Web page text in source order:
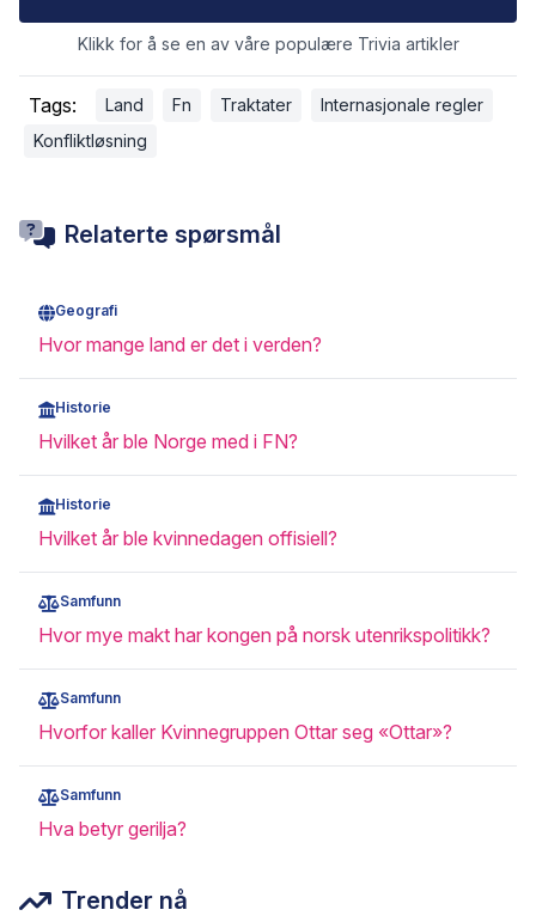
Klikk for å se en av våre populære Trivia artikler
Tags: Land Fn Traktater
Internasjonale regler
Konfliktløsning
Relaterte spørsmål
Geografi
Hvor mange land er det i verden?
Historie
Hvilket år ble Norge med i FN?
Historie
Hvilket år ble kvinnedagen offisiell?
Samfunn
Hvor mye makt har kongen på norsk utenrikspolitikk?
Samfunn
Hvorfor kaller Kvinnegruppen Ottar seg «Ottar»?
Samfunn
Hva betyr gerilja?
Trender nå